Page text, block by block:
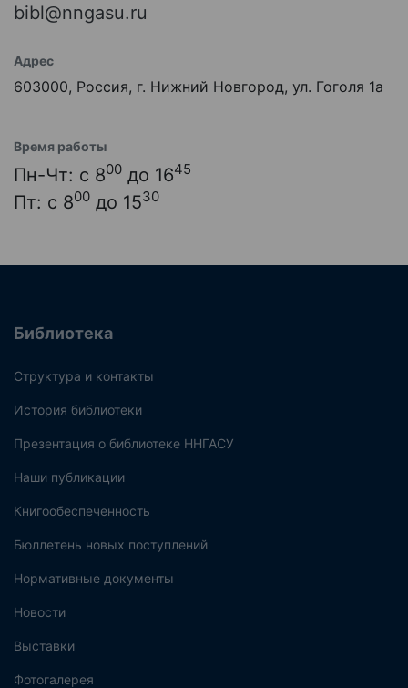
bibl@nngasu.ru
Адрес
603000, Россия, г. Нижний Новгород, ул. Гоголя 1а
Время работы
Пн-Чт: с 800 до 1645
Пт: с 800 до 1530
Библиотека
Структура и контакты
История библиотеки
Презентация о библиотеке ННГАСУ
Наши публикации
Книгообеспеченность
Бюллетень новых поступлений
Нормативные документы
Новости
Выставки
Фотогалерея